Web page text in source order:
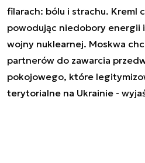
filarach: bólu i strachu. Kreml
powodując niedobory energii
wojny nuklearnej. Moskwa
partnerów do zawarcia
pokojowego, które
terytorialne na Ukrainie -